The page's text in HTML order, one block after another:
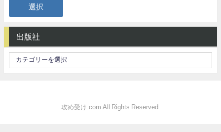
出版社
攻め受け.com All Rights Reserved.